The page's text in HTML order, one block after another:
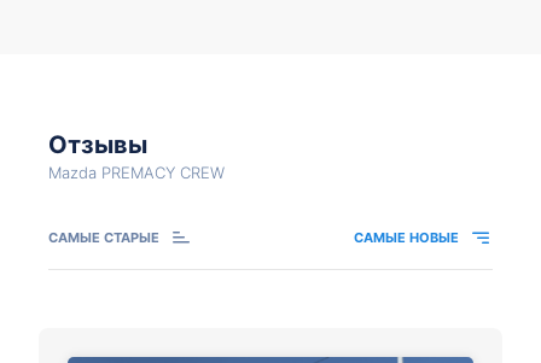
Отзывы
Mazda PREMACY CREW
САМЫЕ СТАРЫЕ САМЫЕ НОВЫЕ